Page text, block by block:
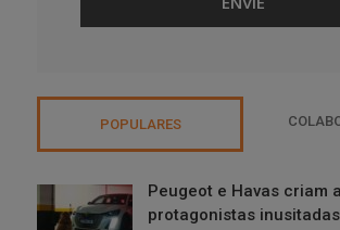
POPULARES
Peugeot e Havas criam
protagonistas